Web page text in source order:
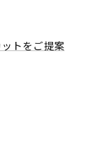
トをご提案